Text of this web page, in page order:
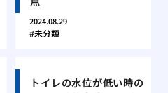
2024.08.29
未分類
トイレの水位が低い時の